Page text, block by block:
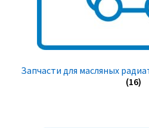
Запчасти для масляных
(16)